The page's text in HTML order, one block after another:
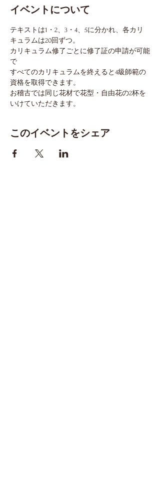
イベントについて
テキストは1・2、3・4、5に分かれ、各カリ
キュラムは20回ずつ。
カリキュラム修了ごとに修了証の申請が可能
で
すべてのカリキュラムを終えると4級師範の
資格を取得できます。
お稽古では同じ花材で花型・自由花の2杯を
いけていただきます。
このイベントをシェア